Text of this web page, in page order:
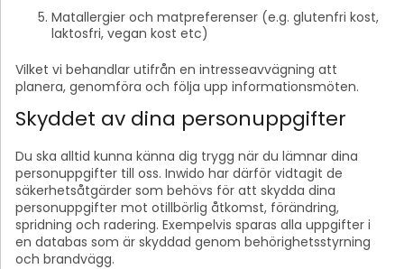
Matallergier och matpreferenser (e.g. glutenfri kost,
laktosfri, vegan kost etc)
Vilket vi behandlar utifrån en intresseavvägning att
planera, genomföra och följa upp informationsmöten.
Skyddet av dina personuppgifter
Du ska alltid kunna känna dig trygg när du lämnar dina
personuppgifter till oss. Inwido har därför vidtagit de
säkerhetsåtgärder som behövs för att skydda dina
personuppgifter mot otillbörlig åtkomst, förändring,
spridning och radering. Exempelvis sparas alla uppgifter i
en databas som är skyddad genom behörighetsstyrning
och brandvägg.